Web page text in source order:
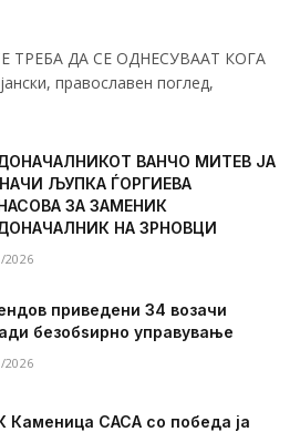
ТРЕБА ДА СЕ ОДНЕСУВААТ КОГА
православен поглед,
ВАНЧО МИТЕВ ЈА
ЉУПКА ЃОРГИЕВА
ЗА ЗАМЕНИК
НА ЗРНОВЦИ
2026
приведени 34 возачи
безобѕирно управување
2026
Каменица САСА со победа ја